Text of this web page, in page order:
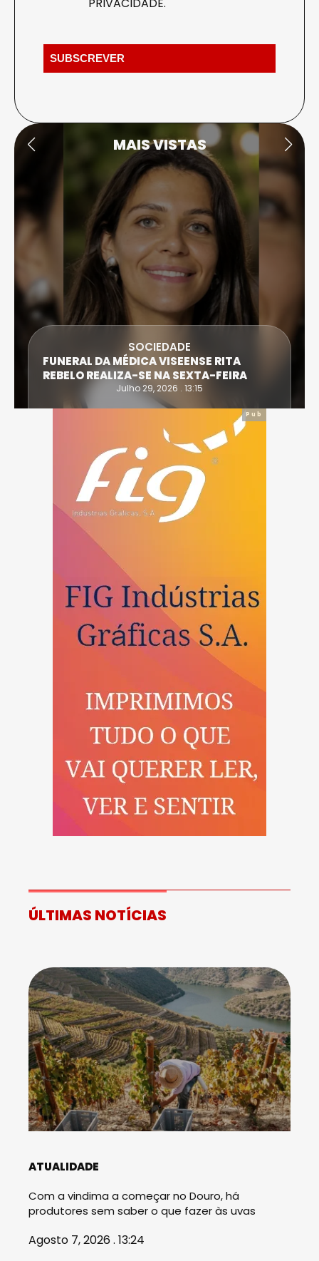
MAIS VISTAS
SOCIEDADE
FUNERAL DA MÉDICA VISEENSE RITA
REBELO REALIZA-SE NA SEXTA-FEIRA
Julho 29, 2026 . 13:15
Pub
ÚLTIMAS NOTÍCIAS
ATUALIDADE
Com a vindima a começar no Douro, há
produtores sem saber o que fazer às uvas
Agosto 7, 2026 . 13:24